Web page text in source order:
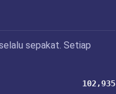
sepakat. Setiap
102,935